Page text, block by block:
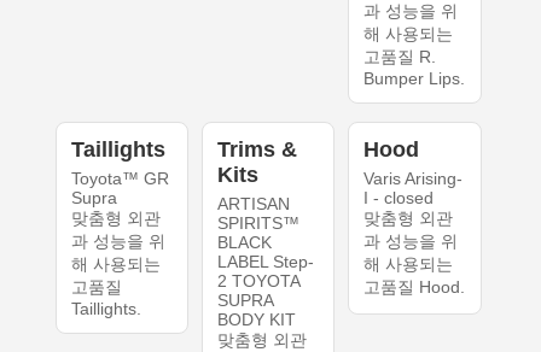
과 성능을 위
해 사용되는
고품질 R.
Bumper Lips.
Taillights
Toyota™ GR
Supra
맞춤형 외관
과 성능을 위
해 사용되는
고품질
Taillights.
Trims &
Kits
ARTISAN
SPIRITS™
BLACK
LABEL Step-
2 TOYOTA
SUPRA
BODY KIT
맞춤형 외관
Hood
Varis Arising-
I - closed
맞춤형 외관
과 성능을 위
해 사용되는
고품질 Hood.